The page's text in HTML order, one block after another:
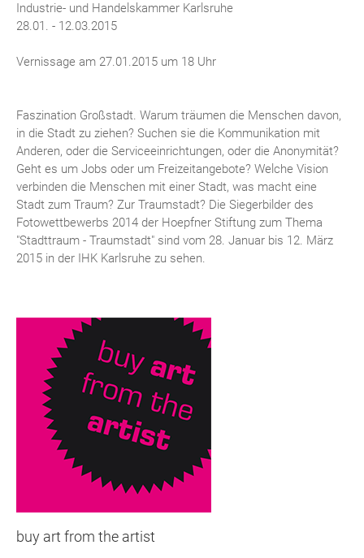
Industrie- und Handelskammer Karlsruhe
28.01. - 12.03.2015
Vernissage am 27.01.2015 um 18 Uhr
Faszination Großstadt. Warum träumen die Menschen davon,
in die Stadt zu ziehen? Suchen sie die Kommunikation mit
Anderen, oder die Serviceeinrichtungen, oder die Anonymität?
Geht es um Jobs oder um Freizeitangebote? Welche Vision
verbinden die Menschen mit einer Stadt, was macht eine
Stadt zum Traum? Zur Traumstadt? Die Siegerbilder des
Fotowettbewerbs 2014 der Hoepfner Stiftung zum Thema
"Stadttraum - Traumstadt" sind vom 28. Januar bis 12. März
2015 in der IHK Karlsruhe zu sehen.
buy art from the artist